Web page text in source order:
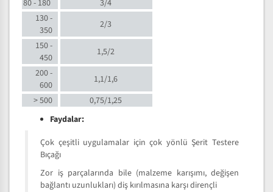
80 - 180
3/4
130 -
350
2/3
150 -
450
1,5/2
200 -
600
1,1/1,6
> 500
0,75/1,25
Faydalar:
Çok çeşitli uygulamalar için çok yönlü Şerit Testere
Bıçağı
Zor iş parçalarında bile (malzeme karışımı, değişen
bağlantı uzunlukları) diş kırılmasına karşı dirençli